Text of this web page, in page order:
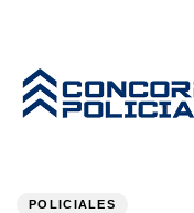
POLICIALES